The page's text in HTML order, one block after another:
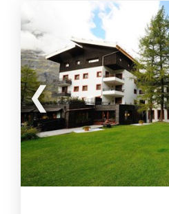
Geschirrspüler und einem
einem separaten
überdachte und reservierte
mit Skiraum.
Die Appartements im
Menschen mit
akzeptieren Haustiere.
Jede Wohnung verfügt über
oder einen privaten Balkon.
Im Feriendorf La Gran
Farm mit Tieren : Schafe,
Hasen und
Kinder.